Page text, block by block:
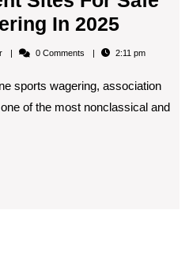
In 2025Top
5
Millermarker0 Comments 2:11 pm
sports wagering, association
of the most nonclassical and